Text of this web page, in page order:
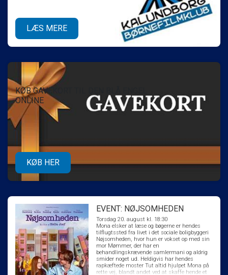
LÆS MERE
KØB GAVEKORT TIL DEN BLÅ ENGEL
ONLINE
KØB HER
EVENT: NØJSOMHEDEN
Torsdag 20. august kl. 18:30
Mona elsker at læse og bøgerne er hendes
tilflugtssted fra livet i det sociale boligbyggeri
Nøjsomheden, hvor hun er vokset op med sin
mor Mømmer, der har en
behandlingskrævende samlermani og aldrig
smider noget ud. Heldigvis har hendes
rapkæftede moster Tut altid hjulpet Mona på
rette vej, blandt andet ved at skaffe hende et